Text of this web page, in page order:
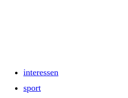
interessen
sport